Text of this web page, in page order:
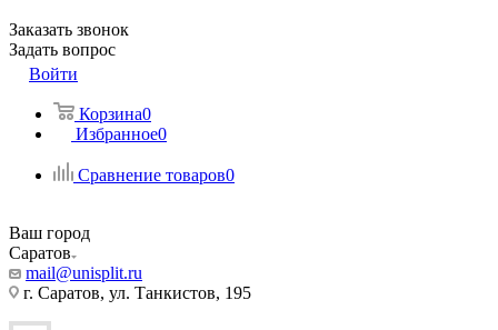
Заказать звонок
Задать вопрос
Войти
Корзина0
Избранное0
Сравнение товаров0
Ваш город
Саратов
mail@unisplit.ru
г. Саратов, ул. Танкистов, 195